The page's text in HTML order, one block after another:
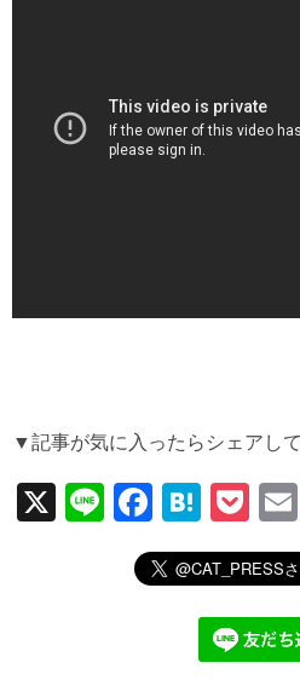
▼記事が気に入ったらシェアし
X
Li
F
a
c
H
at
e
n
a
P
o
ck
et